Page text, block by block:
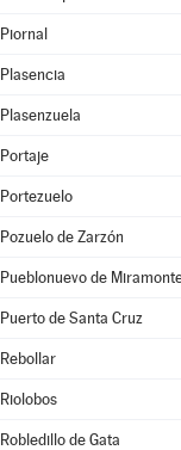
Piornal
Plasencia
Plasenzuela
Portaje
Portezuelo
Pozuelo de Zarzón
Pueblonuevo de
Puerto de Santa Cruz
Rebollar
Riolobos
Robledillo de Gata